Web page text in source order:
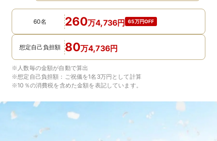
60名 260万4,736円 65万円OFF
想定自己負担額 80万4,736円
※人数毎の金額が自動で算出
※想定自己負担額： ご祝儀を1名3万円 として計算
※10％の消費税を含めた金額を表記しています。